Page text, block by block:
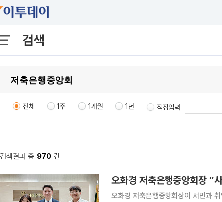
검색
전체 1주 1개월 1년 직접입력
검색결과 총 970 건
오화경 저축은행중앙회장 “
오화경 저축은행중앙회장이 서민과